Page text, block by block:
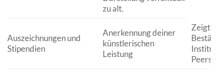
zu alt.
Auszeichnungen und
Stipendien
Anerkennung deiner
künstlerischen
Leistung
Zeigt
Peers.